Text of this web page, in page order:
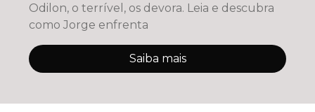
Odilon, o terrível, os devora. Leia e descubra
como Jorge enfrenta
Saiba mais